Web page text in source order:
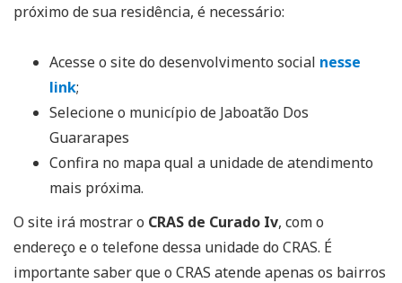
próximo de sua residência, é necessário:
Acesse o site do desenvolvimento social nesse
link;
Selecione o município de Jaboatão Dos
Guararapes
Confira no mapa qual a unidade de atendimento
mais próxima.
O site irá mostrar o CRAS de Curado Iv, com o
endereço e o telefone dessa unidade do CRAS. É
importante saber que o CRAS atende apenas os bairros